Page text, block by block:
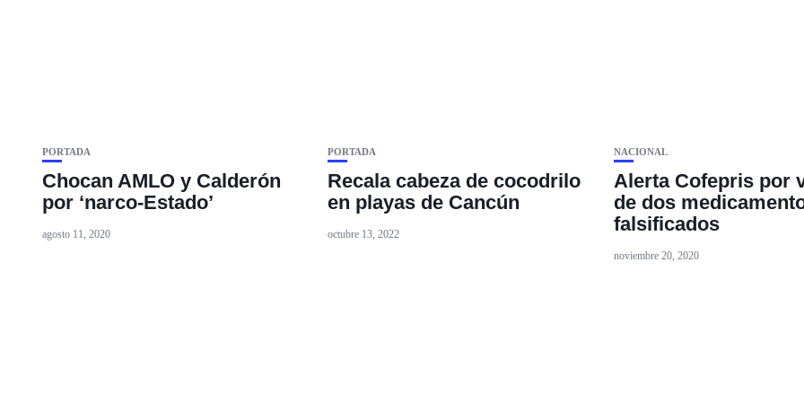
PORTADA
Chocan AMLO y Calderón
por ‘narco-Estado’
agosto 11, 2020
PORTADA
Recala cabeza de cocodrilo
en playas de Cancún
octubre 13, 2022
NACIONAL
Alerta Cofepris por
de dos
falsificados
noviembre 20, 2020